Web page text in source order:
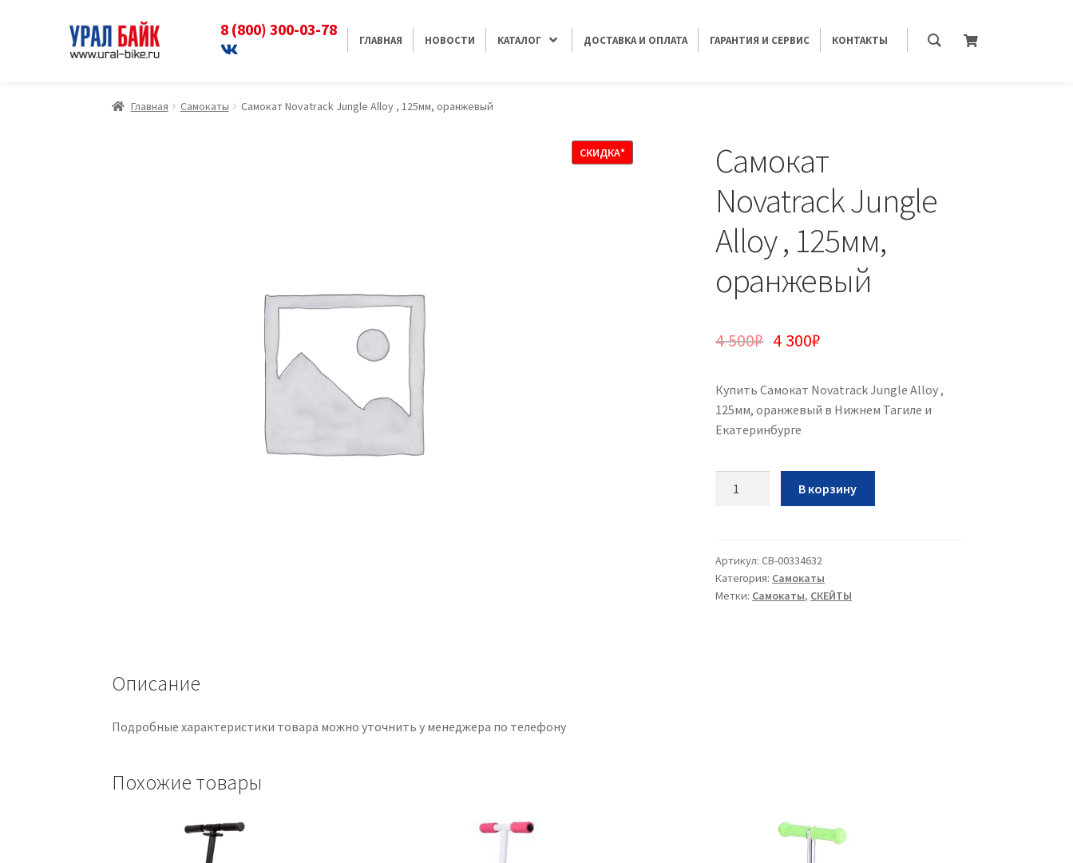
8 (800) 300-03-78
ГЛАВНАЯ НОВОСТИ КАТАЛОГ ДОСТАВКА И ОПЛАТА ГАРАНТИЯ И СЕРВИС КОНТАКТЫ
Перейти
к
Перейти
к
Главная Самокаты Самокат Novatrack Jungle Alloy , 125мм, оранжевый
СКИДКА*
Самокат
Novatrack Jungle
Alloy , 125мм,
оранжевый
4 500₽ 4 300₽
Купить Самокат Novatrack Jungle Alloy ,
125мм, оранжевый в Нижнем Тагиле и
Екатеринбурге
Alloy
,
125мм,
В корзину
Артикул:CB-00334632
Категория: Самокаты
Метки: Самокаты, СКЕЙТЫ
Описание
Подробные характеристики товара можно уточнить у менеджера по телефону
Похожие товары